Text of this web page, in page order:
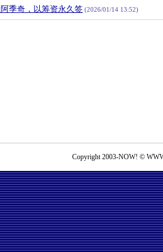
季奇，以筹资永久签 (2026/01/14 13:52)
Copyright 2003-NOW! ©